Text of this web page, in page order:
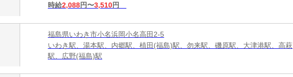
時給2,088円〜3,510円
福島県いわき市小名浜岡小名高田2-5
いわき駅、湯本駅、内郷駅、植田(福島)駅、勿来駅、磯原駅、大津港駅、高萩
駅、広野(福島)駅